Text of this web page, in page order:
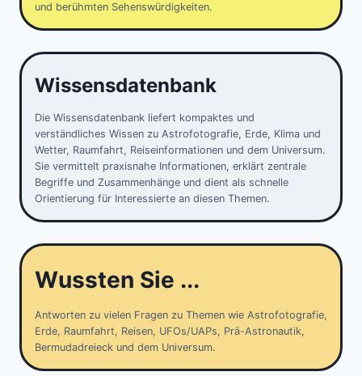
und berühmten Sehenswürdigkeiten.
Wissensdatenbank
Die Wissensdatenbank liefert kompaktes und
verständliches Wissen zu Astrofotografie, Erde, Klima und
Wetter, Raumfahrt, Reiseinformationen und dem Universum.
Sie vermittelt praxisnahe Informationen, erklärt zentrale
Begriffe und Zusammenhänge und dient als schnelle
Orientierung für Interessierte an diesen Themen.
Wussten Sie ...
Antworten zu vielen Fragen zu Themen wie Astrofotografie,
Erde, Raumfahrt, Reisen, UFOs/UAPs, Prä-Astronautik,
Bermudadreieck und dem Universum.